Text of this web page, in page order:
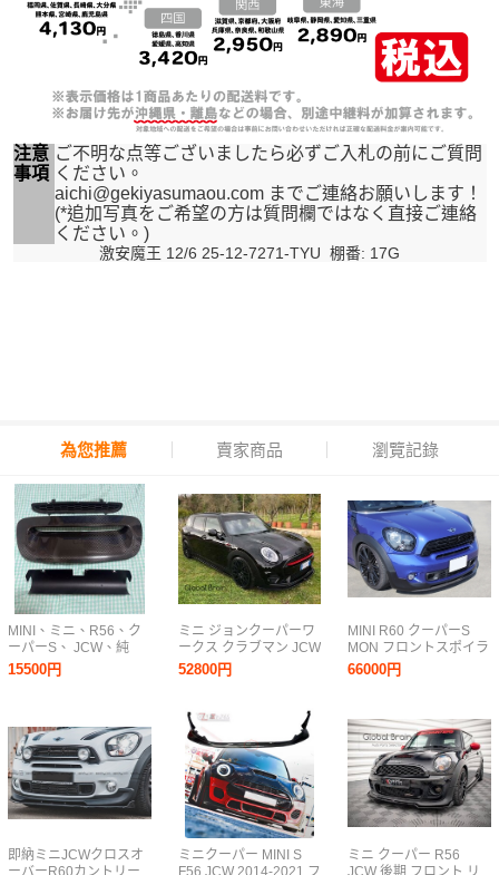
注意
事項
ご不明な点等ございましたら必ずご入札の前にご質問
ください。
aichi@gekiyasumaou.com までご連絡お願いします！
(*追加写真をご希望の方は質問欄ではなく直接ご連絡
ください。)
激安魔王 12/6 25-12-7271-TYU 棚番: 17G
為您推薦 賣家商品 瀏覽記錄
MINI、ミニ、R56、ク
ーパーS、 JCW、純
正、カーボンエアスク
ープ、エアスクープカ
冷却
15500円
即納ミニJCWクロスオ
ーバーR60カントリー
ミニ ジョンクーパーワ
ークス クラブマン JCW
F54 フロント リップ ス
ポイラー/ フロント ス
プロン ディフューザー
52800円
ミニクーパー MINI S
F56 JCW 2014-2021 フ
MINI R60 クーパーS
MON フロントスポイラ
ー FRP/カーボン
66000円
ミニ クーパー R56
JCW 後期 フロント リ